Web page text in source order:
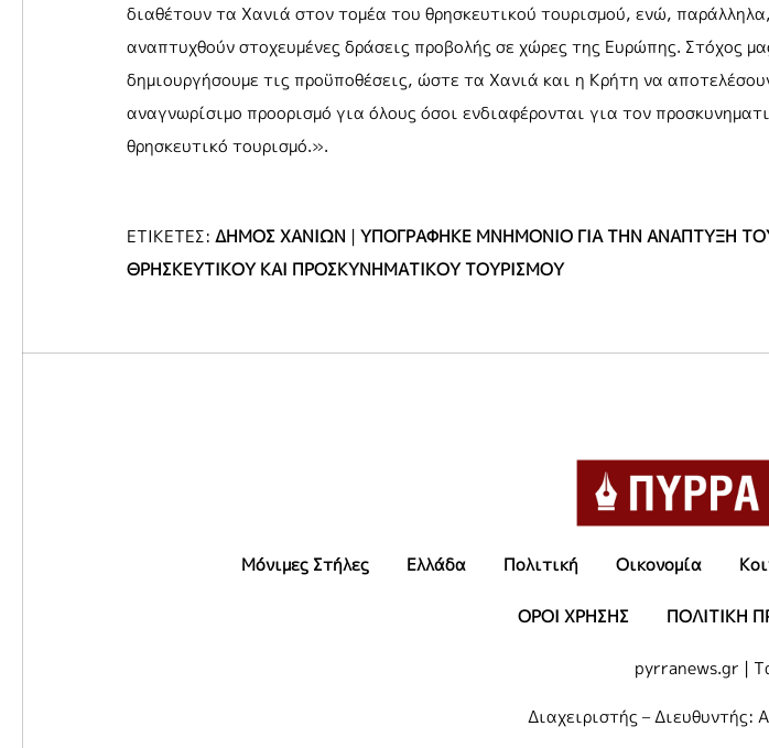
διαθέτουν τα Χανιά στον τομέα του θρησκευτικού τουρισμού, ενώ,
αναπτυχθούν στοχευμένες δράσεις προβολής σε χώρες της Ευρώπης. Στόχος
δημιουργήσουμε τις προϋποθέσεις, ώστε τα Χανιά και η Κρήτη να
αναγνωρίσιμο προορισμό για όλους όσοι ενδιαφέρονται για τον
θρησκευτικό τουρισμό.».
ΕΤΙΚΕΤΕΣ: ΔΗΜΟΣ ΧΑΝΙΩΝ | ΥΠΟΓΡΑΦΗΚΕ ΜΝΗΜΟΝΙΟ ΓΙΑ ΤΗΝ ΑΝΑΠΤΥΞΗ
ΘΡΗΣΚΕΥΤΙΚΟΥ ΚΑΙ ΠΡΟΣΚΥΝΗΜΑΤΙΚΟΥ ΤΟΥΡΙΣΜΟΥ
Μόνιμες Στήλες Ελλάδα Πολιτική Οικονομία
ΟΡΟΙ ΧΡΗΣΗΣ ΠΟΛΙΤΙΚΗ
pyrranews.gr |
Διαχειριστής – Διευθυντής: